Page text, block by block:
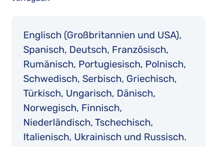
Englisch (Großbritannien und USA),
Spanisch, Deutsch, Französisch,
Rumänisch, Portugiesisch, Polnisch,
Schwedisch, Serbisch, Griechisch,
Türkisch, Ungarisch, Dänisch,
Norwegisch, Finnisch,
Niederländisch, Tschechisch,
Italienisch, Ukrainisch und Russisch.